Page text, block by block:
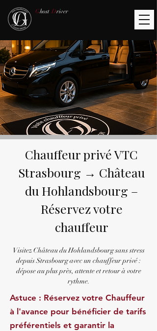
Ghost Driver
Chauffeur privé VTC
Strasbourg → Château
du Hohlandsbourg –
Réservez votre
chauffeur
Visitez Château du Hohlandsbourg sans stress
depuis Strasbourg avec un chauffeur privé :
dépose au plus près, attente et retour à votre
rythme.
Astuce : Réservez votre Chauffeur
à l'avance pour bénéficier de tarifs
préférentiels et garantir la